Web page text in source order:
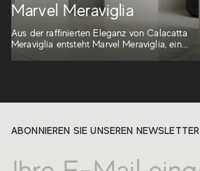
Marvel Meraviglia
Aus der raffinierten Eleganz von Calacatta
Meraviglia entsteht Marvel Meraviglia, ein...
ABONNIEREN SIE UNSEREN NEWSLETTER